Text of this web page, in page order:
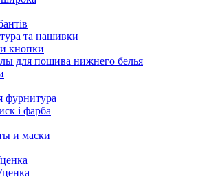
та нашивки
кнопки
для пошива нижнего белья
фурнитура
і фарба
и маски